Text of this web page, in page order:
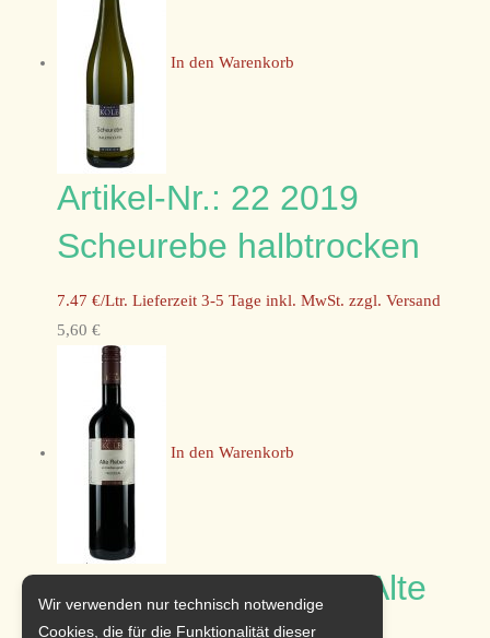
In den Warenkorb
Artikel-Nr.: 22 2019
Scheurebe halbtrocken
7.47 €/Ltr. Lieferzeit 3-5 Tage inkl. MwSt. zzgl. Versand
5,60 €
In den Warenkorb
Artikel-Nr.: 10 2019 Alte
Wir verwenden nur technisch notwendige
Cookies, die für die Funktionalität dieser